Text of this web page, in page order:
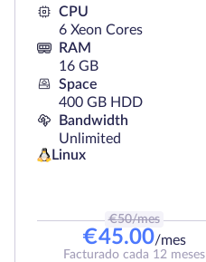
CPU
6 Xeon Cores
RAM
16 GB
Space
400 GB HDD
Bandwidth
Unlimited
Linux
€50/mes
€45.00/mes
Facturado cada 12 meses